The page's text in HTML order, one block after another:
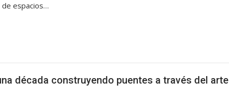
de espacios…
década construyendo puentes a través del arte